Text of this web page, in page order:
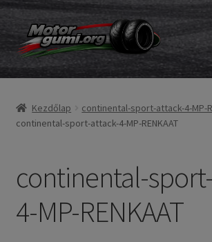
Ugrás
a
navigációhoz
Kilépés
a
tartalomba
Gumik
Belső gumi és szalag
Gumi ABC
Márkák
Kezdőlap
continental-sport-attack-4-MP-
continental-sport-attack-4-MP-RENKAAT
continental-
4-MP-RENKAAT